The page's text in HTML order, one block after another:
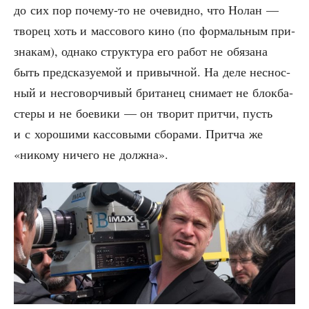
до сих пор поче­му-то не оче­вид­но, что Нолан —
тво­рец хоть и мас­со­во­го кино (по фор­маль­ным при­
зна­кам), одна­ко струк­ту­ра его работ не обя­за­на
быть пред­ска­зу­е­мой и при­выч­ной. На деле неснос­
ный и несго­вор­чи­вый бри­та­нец сни­ма­ет не блок­ба­
сте­ры и не бое­ви­ки — он тво­рит прит­чи, пусть
и с хоро­ши­ми кас­со­вы­ми сбо­ра­ми. Прит­ча же
«нико­му ниче­го не должна».